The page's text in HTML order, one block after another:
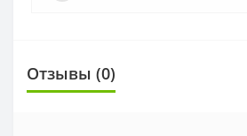
Отзывы (0)